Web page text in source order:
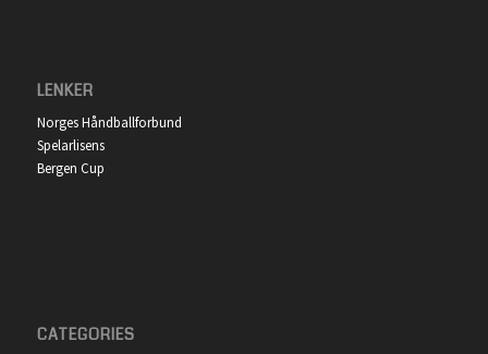
LENKER
Norges Håndballforbund
Spelarlisens
Bergen Cup
CATEGORIES